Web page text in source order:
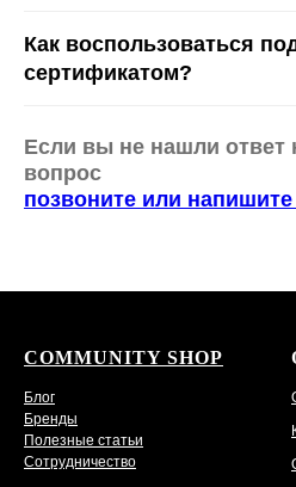
Как воспользоваться
сертификатом?
Если вы не нашли ответ
вопрос
позвоните или
COMMUNITY SHOP
Блог
Бренды
Полезные статьи
Сотрудничество